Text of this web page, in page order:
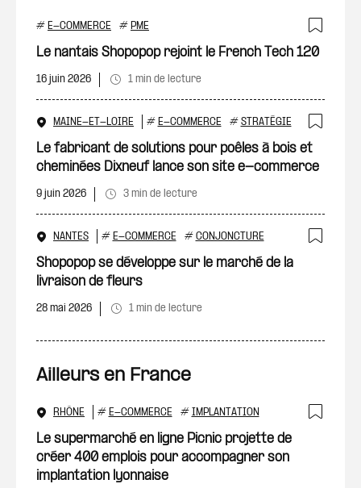
# E-COMMERCE # PME
Le nantais Shopopop rejoint le French Tech 120
16 juin 2026 1 min de lecture
MAINE-ET-LOIRE # E-COMMERCE # STRATÉGIE
Le fabricant de solutions pour poêles à bois et
cheminées Dixneuf lance son site e-commerce
9 juin 2026 3 min de lecture
NANTES # E-COMMERCE # CONJONCTURE
Shopopop se développe sur le marché de la
livraison de fleurs
28 mai 2026 1 min de lecture
Ailleurs en France
RHÔNE # E-COMMERCE # IMPLANTATION
Le supermarché en ligne Picnic projette de
créer 400 emplois pour accompagner son
implantation lyonnaise